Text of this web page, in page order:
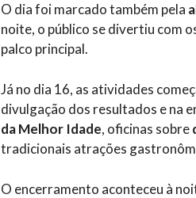
O dia foi marcado também pela
noite, o público se divertiu com
palco principal.
Já no dia 16, as atividades
divulgação dos resultados e na
da Melhor Idade, oficinas sobre
tradicionais atrações
O encerramento aconteceu à